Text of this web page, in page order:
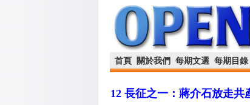
首頁 關於我們 每期文選 每期目錄
12 長征之一：蔣介石放走共